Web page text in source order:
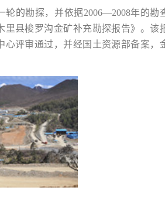
轮的勘探，并依据2006—2008年的勘
里县梭罗沟金矿补充勘探报告》。该
心评审通过，并经国土资源部备案，